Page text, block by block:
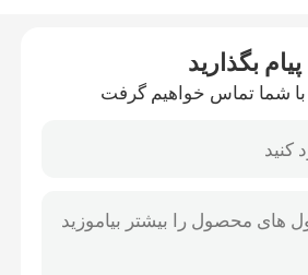
پیام بگذارید
با شما تماس خواهیم گرفت